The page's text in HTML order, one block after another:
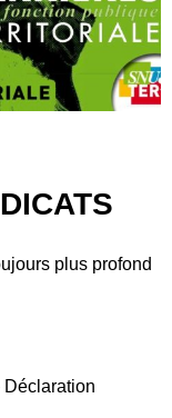
plus profond